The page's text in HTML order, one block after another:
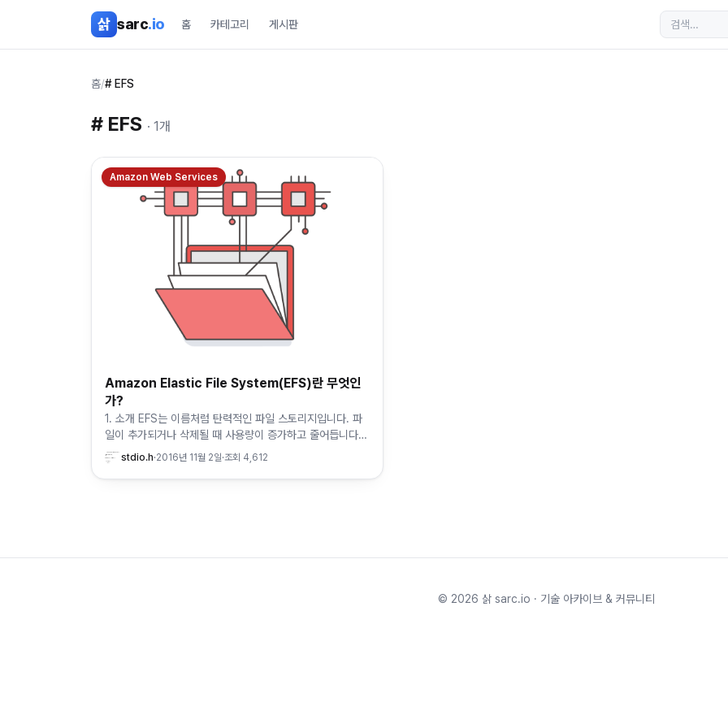
삵 sarc.io 홈 카테고리 게시판
홈/# EFS
# EFS · 1개
Amazon Web Services
Amazon Elastic File System(EFS)란 무엇인
가?
1. 소개 EFS는 이름처럼 탄력적인 파일 스토리지입니다. 파
일이 추가되거나 삭제될 때 사용량이 증가하고 줄어듭니다.
따라서 스토리지가 필요한 순간에 필요한 만큼의 용량을 확
보할 수 있습니다. EC…
stdio.h·2016년 11월 2일·조회 4,612
© 2026 삵 sarc.io · 기술 아카이브 & 커뮤니티